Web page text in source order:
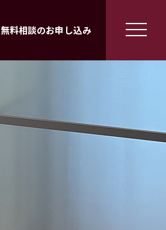
無料相談のお申し込み